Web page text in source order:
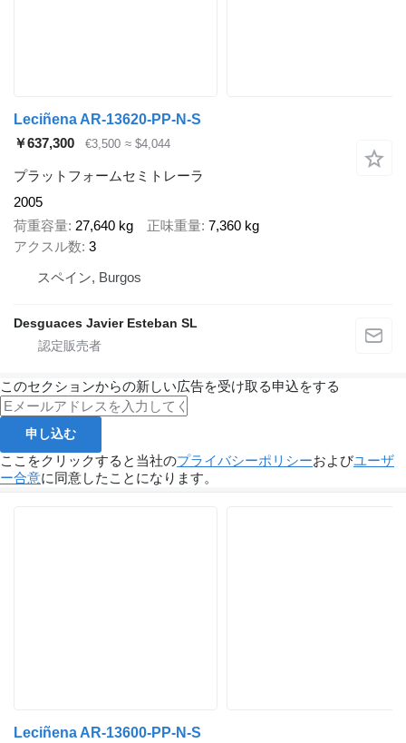
Leciñena AR-13620-PP-N-S
￥637,300
€3,500 ≈ $4,044
プラットフォームセミトレーラ
2005
荷重容量 27,640 kg 正味重量 7,360 kg
アクスル数 3
スペイン, Burgos
Desguaces Javier Esteban SL
このセクションからの新しい広告を受け取る申込をする
申し込む
ここをクリックすると当社のプライバシーポリシーおよびユーザ
ー合意に同意したことになります。
Leciñena AR-13600-PP-N-S